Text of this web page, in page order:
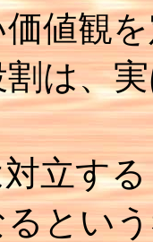
値観
は、
立する
とい